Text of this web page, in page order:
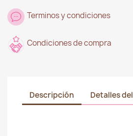
Terminos y condiciones
Condiciones de compra
Descripción Detalles